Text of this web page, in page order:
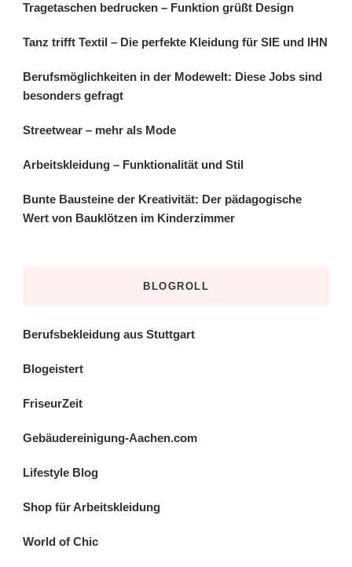
Tragetaschen bedrucken – Funktion grüßt Design
Tanz trifft Textil – Die perfekte Kleidung für SIE und IHN
Berufsmöglichkeiten in der Modewelt: Diese Jobs sind
besonders gefragt
Streetwear – mehr als Mode
Arbeitskleidung – Funktionalität und Stil
Bunte Bausteine der Kreativität: Der pädagogische
Wert von Bauklötzen im Kinderzimmer
BLOGROLL
Berufsbekleidung aus Stuttgart
Blogeistert
FriseurZeit
Gebäudereinigung-Aachen.com
Lifestyle Blog
Shop für Arbeitskleidung
World of Chic